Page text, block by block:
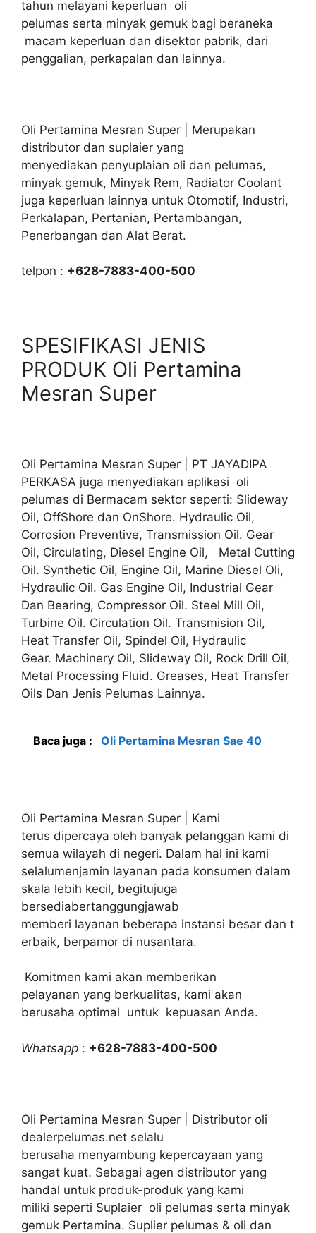
tahun melayani keperluan oli
pelumas serta minyak gemuk bagi beraneka
macam keperluan dan disektor pabrik, dari
penggalian, perkapalan dan lainnya.
Oli Pertamina Mesran Super | Merupakan
distributor dan suplaier yang
menyediakan penyuplaian oli dan pelumas,
minyak gemuk, Minyak Rem, Radiator Coolant
juga keperluan lainnya untuk Otomotif, Industri,
Perkalapan, Pertanian, Pertambangan,
Penerbangan dan Alat Berat.
telpon : +628-7883-400-500
SPESIFIKASI JENIS
PRODUK Oli Pertamina
Mesran Super
Oli Pertamina Mesran Super | PT JAYADIPA
PERKASA juga menyediakan aplikasi oli
pelumas di Bermacam sektor seperti: Slideway
Oil, OffShore dan OnShore. Hydraulic Oil,
Corrosion Preventive, Transmission Oil. Gear
Oil, Circulating, Diesel Engine Oil, Metal Cutting
Oil. Synthetic Oil, Engine Oil, Marine Diesel Oli,
Hydraulic Oil. Gas Engine Oil, Industrial Gear
Dan Bearing, Compressor Oil. Steel Mill Oil,
Turbine Oil. Circulation Oil. Transmision Oil,
Heat Transfer Oil, Spindel Oil, Hydraulic
Gear. Machinery Oil, Slideway Oil, Rock Drill Oil,
Metal Processing Fluid. Greases, Heat Transfer
Oils Dan Jenis Pelumas Lainnya.
Baca juga : Oli Pertamina Mesran Sae 40
Oli Pertamina Mesran Super | Kami
terus dipercaya oleh banyak pelanggan kami di
semua wilayah di negeri. Dalam hal ini kami
selalumenjamin layanan pada konsumen dalam
skala lebih kecil, begitujuga
bersediabertanggungjawab
memberi layanan beberapa instansi besar dan t
erbaik, berpamor di nusantara.
Komitmen kami akan memberikan
pelayanan yang berkualitas, kami akan
berusaha optimal untuk kepuasan Anda.
Whatsapp : +628-7883-400-500
Oli Pertamina Mesran Super | Distributor oli
dealerpelumas.net selalu
berusaha menyambung kepercayaan yang
sangat kuat. Sebagai agen distributor yang
handal untuk produk-produk yang kami
miliki seperti Suplaier oli pelumas serta minyak
gemuk Pertamina. Suplier pelumas & oli dan